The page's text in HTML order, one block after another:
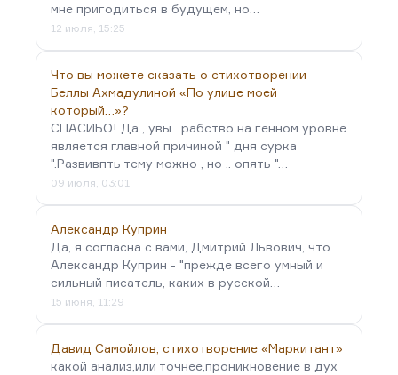
мне пригодиться в будущем, но…
12 июля, 15:25
Что вы можете сказать о стихотворении
Беллы Ахмадулиной «По улице моей
который…»?
СПАСИБО! Да , увы . рабство на генном уровне
является главной причиной " дня сурка
".Развивпть тему можно , но .. опять "…
09 июля, 03:01
Александр Куприн
Да, я согласна с вами, Дмитрий Львович, что
Александр Куприн - "прежде всего умный и
сильный писатель, каких в русской…
15 июня, 11:29
Давид Самойлов, стихотворение «Маркитант»
какой анализ,или точнее,проникновение в дух